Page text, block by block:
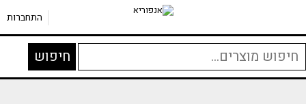
התחברות
חיפוש
עבור:
חיפוש